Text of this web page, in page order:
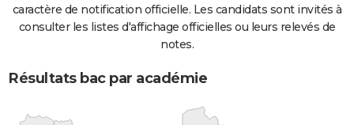
caractère de notification officielle. Les candidats sont invités à
consulter les listes d'affichage officielles ou leurs relevés de
notes.
Résultats bac par académie